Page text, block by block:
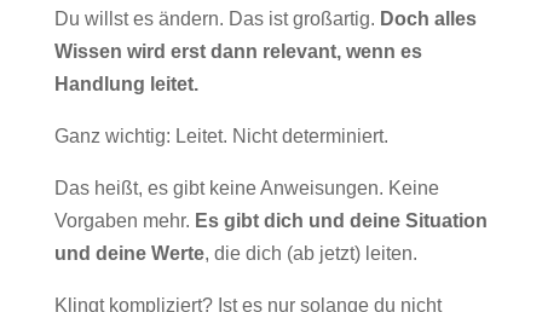
Du willst es ändern. Das ist großartig. Doch alles
Wissen wird erst dann relevant, wenn es
Handlung leitet.
Ganz wichtig: Leitet. Nicht determiniert.
Das heißt, es gibt keine Anweisungen. Keine
Vorgaben mehr. Es gibt dich und deine Situation
und deine Werte, die dich (ab jetzt) leiten.
Klingt kompliziert? Ist es nur solange du nicht